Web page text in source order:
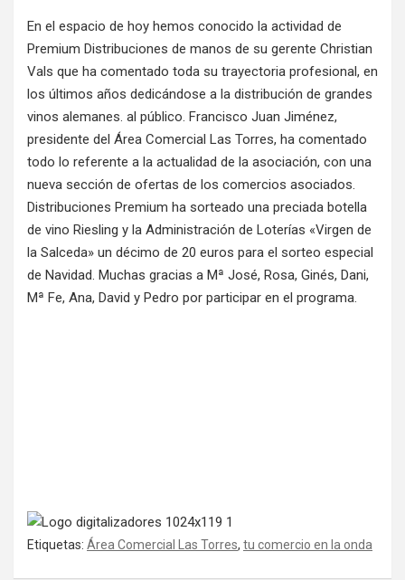
En el espacio de hoy hemos conocido la actividad de
Premium Distribuciones de manos de su gerente Christian
Vals que ha comentado toda su trayectoria profesional, en
los últimos años dedicándose a la distribución de grandes
vinos alemanes. al público. Francisco Juan Jiménez,
presidente del Área Comercial Las Torres, ha comentado
todo lo referente a la actualidad de la asociación, con una
nueva sección de ofertas de los comercios asociados.
Distribuciones Premium ha sorteado una preciada botella
de vino Riesling y la Administración de Loterías «Virgen de
la Salceda» un décimo de 20 euros para el sorteo especial
de Navidad. Muchas gracias a Mª José, Rosa, Ginés, Dani,
Mª Fe, Ana, David y Pedro por participar en el programa.
Etiquetas: Área Comercial Las Torres, tu comercio en la onda